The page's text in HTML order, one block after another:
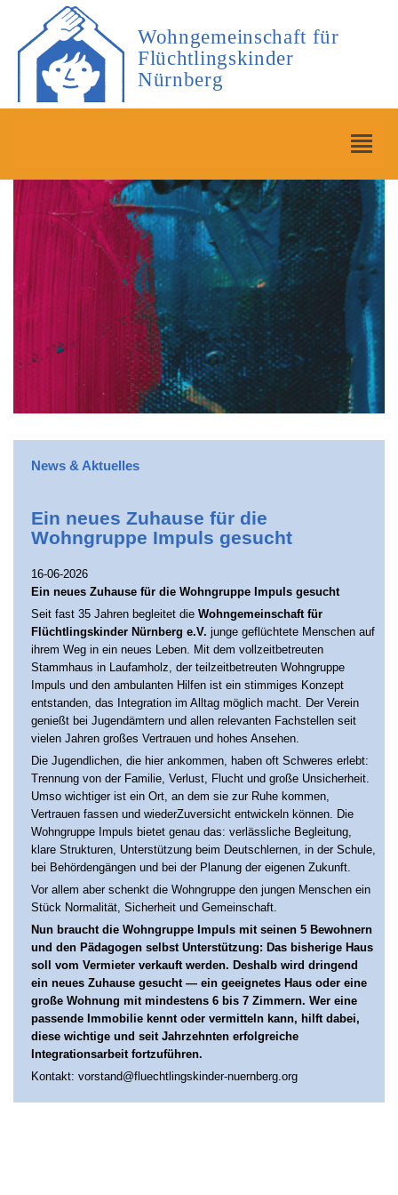
Wohngemeinschaft für
Flüchtlingskinder
Nürnberg
News & Aktuelles
Ein neues Zuhause für die
Wohngruppe Impuls gesucht
16-06-2026
Ein neues Zuhause für die Wohngruppe Impuls gesucht
Seit fast 35 Jahren begleitet die Wohngemeinschaft für
Flüchtlingskinder Nürnberg e.V. junge geflüchtete Menschen auf
ihrem Weg in ein neues Leben. Mit dem vollzeitbetreuten
Stammhaus in Laufamholz, der teilzeitbetreuten Wohngruppe
Impuls und den ambulanten Hilfen ist ein stimmiges Konzept
entstanden, das Integration im Alltag möglich macht. Der Verein
genießt bei Jugendämtern und allen relevanten Fachstellen seit
vielen Jahren großes Vertrauen und hohes Ansehen.
Die Jugendlichen, die hier ankommen, haben oft Schweres erlebt:
Trennung von der Familie, Verlust, Flucht und große Unsicherheit.
Umso wichtiger ist ein Ort, an dem sie zur Ruhe kommen,
Vertrauen fassen und wiederZuversicht entwickeln können. Die
Wohngruppe Impuls bietet genau das: verlässliche Begleitung,
klare Strukturen, Unterstützung beim Deutschlernen, in der Schule,
bei Behördengängen und bei der Planung der eigenen Zukunft.
Vor allem aber schenkt die Wohngruppe den jungen Menschen ein
Stück Normalität, Sicherheit und Gemeinschaft.
Nun braucht die Wohngruppe Impuls mit seinen 5 Bewohnern
und den Pädagogen selbst Unterstützung: Das bisherige Haus
soll vom Vermieter verkauft werden. Deshalb wird dringend
ein neues Zuhause gesucht — ein geeignetes Haus oder eine
große Wohnung mit mindestens 6 bis 7 Zimmern. Wer eine
passende Immobilie kennt oder vermitteln kann, hilft dabei,
diese wichtige und seit Jahrzehnten erfolgreiche
Integrationsarbeit fortzuführen.
Kontakt: vorstand@fluechtlingskinder-nuernberg.org